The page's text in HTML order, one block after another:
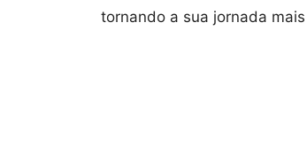
tornando a sua jornada